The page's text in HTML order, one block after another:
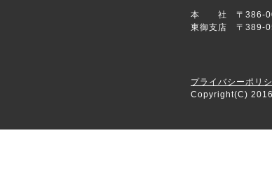
本 社 〒386-
東御支店 〒389-
プライバシーポリ
Copyright(C)